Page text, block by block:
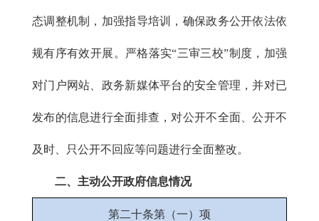
态调整机制，加强指导培训，确保政务公开依法依
规有序有效开展。严格落实“三审三校”制度，加强
对门户网站、政务新媒体平台的安全管理，并对已
发布的信息进行全面排查，对公开不全面、公开不
及时、只公开不回应等问题进行全面整改。
二、主动公开政府信息情况
第二十条第（一）项